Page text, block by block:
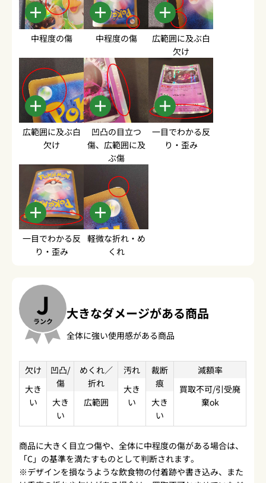
中程度の傷 中程度の傷
広範囲に及ぶ白
欠け
広範囲に及ぶ白
欠け
凹凸の目立つ
傷、広範囲に及
ぶ傷
一目でわかる反
り・歪み
一目でわかる反
り・歪み
軽微な折れ・め
くれ
J
ランク 大きなダメージがある商品
全体に強い使用感がある商品
欠け
大き
い
凹凸/
傷
大き
い
めくれ／
折れ
広範囲
汚れ
大き
い
裁断
痕
大き
い
減額率
買取不可/引受廃
棄ok
商品に大きく目立つ傷や、全体に中程度の傷がある場合は、
「C」の基準を満たすものとして判断されます。
※デザインを損なうような飲食物の付着跡や書き込み、また